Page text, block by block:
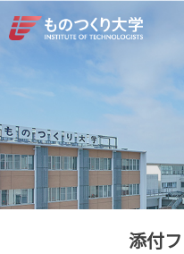
添付